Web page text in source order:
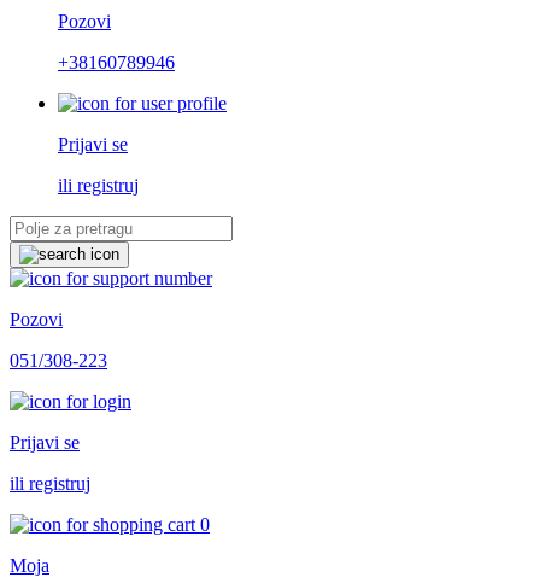
Pozovi
+38160789946
Prijavi se
ili registruj
Pozovi
051/308-223
Prijavi se
ili registruj
0
Moja